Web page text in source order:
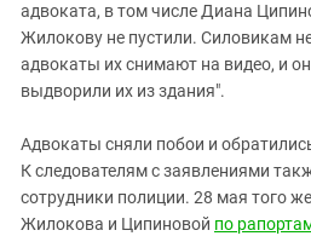
адвоката, в том числе Диана
Жилокову не пустили. Силовикам
адвокаты их снимают на видео, и
выдворили их из здания".
Адвокаты сняли побои и
К следователям с заявлениями
сотрудники полиции. 28 мая того
Жилокова и Ципиновой по